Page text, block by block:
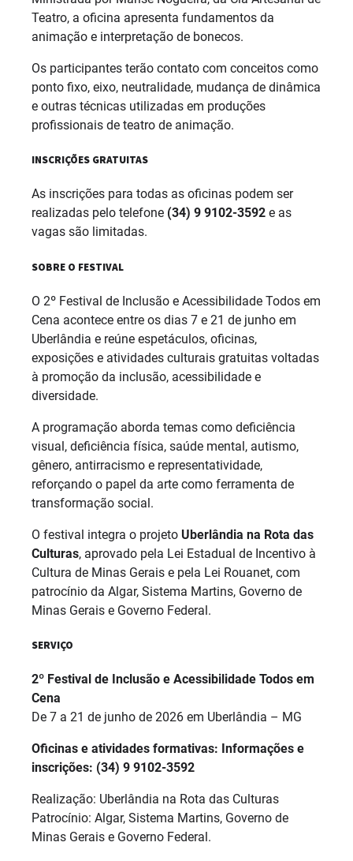
Teatro, a oficina apresenta fundamentos da
animação e interpretação de bonecos.
Os participantes terão contato com conceitos como
ponto fixo, eixo, neutralidade, mudança de dinâmica
e outras técnicas utilizadas em produções
profissionais de teatro de animação.
INSCRIÇÕES GRATUITAS
As inscrições para todas as oficinas podem ser
realizadas pelo telefone (34) 9 9102-3592 e as
vagas são limitadas.
SOBRE O FESTIVAL
O 2º Festival de Inclusão e Acessibilidade Todos em
Cena acontece entre os dias 7 e 21 de junho em
Uberlândia e reúne espetáculos, oficinas,
exposições e atividades culturais gratuitas voltadas
à promoção da inclusão, acessibilidade e
diversidade.
A programação aborda temas como deficiência
visual, deficiência física, saúde mental, autismo,
gênero, antirracismo e representatividade,
reforçando o papel da arte como ferramenta de
transformação social.
O festival integra o projeto Uberlândia na Rota das
Culturas, aprovado pela Lei Estadual de Incentivo à
Cultura de Minas Gerais e pela Lei Rouanet, com
patrocínio da Algar, Sistema Martins, Governo de
Minas Gerais e Governo Federal.
SERVIÇO
2º Festival de Inclusão e Acessibilidade Todos em
Cena
De 7 a 21 de junho de 2026 em Uberlândia – MG
Oficinas e atividades formativas: Informações e
inscrições: (34) 9 9102-3592
Realização: Uberlândia na Rota das Culturas
Patrocínio: Algar, Sistema Martins, Governo de
Minas Gerais e Governo Federal.